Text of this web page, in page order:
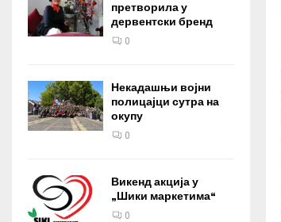
претворила у
дервентски бренд
0
Некадашњи војни
полицајци сутра на
окупу
0
Викенд акција у
„Шики маркетима“
0